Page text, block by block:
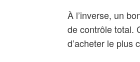
À l’inverse, un
de contrôle total.
d’acheter le plus